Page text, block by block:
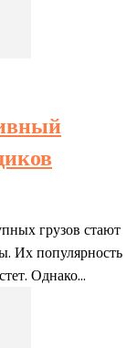
грузов стают
Их популярность
Однако...